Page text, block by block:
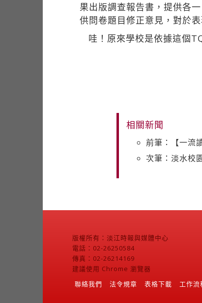
果出版調查報告書，提供各
供問卷題目修正意見，對於
哇！原來學校是依據這個
相關新聞
前筆：【一流
次筆：淡水校
版權所有：淡江時報與媒體中心
電話：02-26250584
傳真：02-26214169
建議使用 Chrome 瀏覽器
聯絡我們
法令規章 表格下載 工作流